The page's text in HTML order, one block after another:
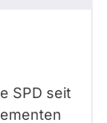
SPD seit